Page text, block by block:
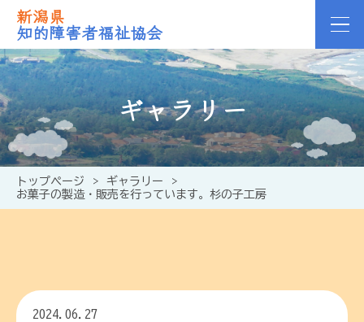
新潟県
知的障害者福祉協会
ギャラリー
トップページ > ギャラリー
>
お菓子の製造・販売を行っています。杉の子工房
2024.06.27